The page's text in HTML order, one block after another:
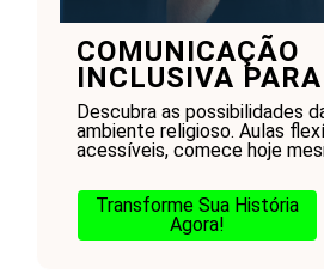
COMUNICAÇÃO
INCLUSIVA
Descubra as possibilidades
ambiente religioso. Aulas
acessíveis, comece hoje
Transforme Sua História
Agora!